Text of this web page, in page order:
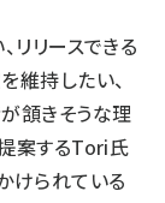
リリースできる
維持したい、
頷きそうな理
案するTori氏
けられている